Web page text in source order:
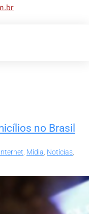
no Brasil
, Mídia, Notícias,